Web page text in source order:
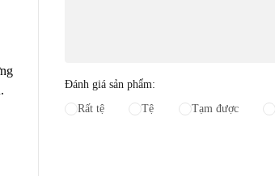
Đánh giá sản phẩm:
Rất tệ
Tệ Tạm được